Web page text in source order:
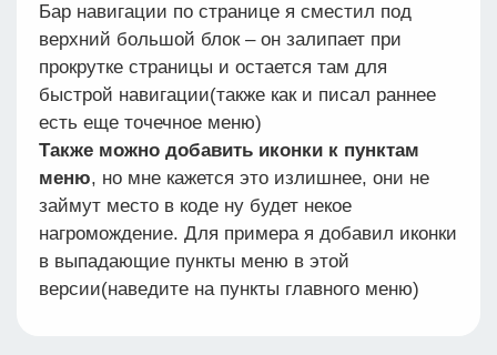
Бар навигации по странице я сместил под
верхний большой блок – он залипает при
прокрутке страницы и остается там для
быстрой навигации(также как и писал раннее
есть еще точечное меню)
Также можно добавить иконки к пунктам
меню, но мне кажется это излишнее, они не
займут место в коде ну будет некое
нагромождение. Для примера я добавил иконки
в выпадающие пункты меню в этой
версии(наведите на пункты главного меню)